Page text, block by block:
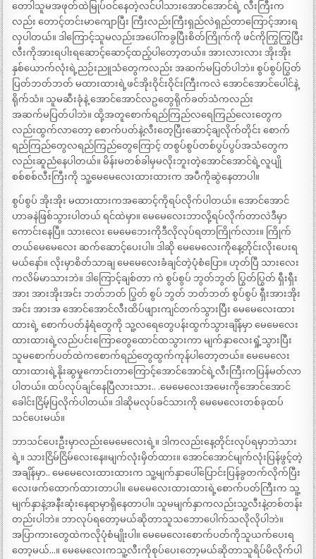
တောါသူမအဖုတ်ထဲမြုပ်ဝင်နေတဲ့လင်ပါသားအောင်အောင်ရဲ့ လီးကြီးက
လည်း တောင့်တင်းမာကျောပြီး ကြီးလည်းကြီးရှည်လဲရှည်တာကြောင့်အားရ
လှပါတယ်။ ဒါကြောင့်သူမလည်းအပေါ်ကခွပြီးစိတ်ကြိုက်ကို ဖင်ကိုကြွကြွပြီး
လီးကိုအားရပါးရဆောင့်ဆောင့်ထည့်ပါတော့တယ်။ အားလားလား အိုးအိုး
နှစ်ယောက်လုံးရဲ့ညဉ်းညူသံတွေကလည်း အဆက်မပြတ်ပါဘဲ။ စွပ်စွပ်ပြွတ်
ပြတ်ဘတ်ဘတ် မထားထားရဲ့ဖင်အိုးဝိုင်းဝိုင်းကြီးကလဲ အောင်အောင်ပေါင်နဲ့
ရိုက်သံ။ သူမဆီးခုံနဲ့ အောင်အောင်လဥတွေရိုက်ခတ်သံကလည်း
အဆက်မပြတ်ပါဘဲ။ ထို့အတူစောက်ရည်ကြည်လရေကြည်လေးတွေက
လည်းထွက်လာတော့ စောက်ပတ်နဲ့လီးတေ့ပြီးဆောင့်ချလိုက်တိုင်း စောက်
ရည်ကြည်တွေလရည်ကြည်တွေကြောင့် တစွပ်စွပ်တစ်ပွပ်ပွပ်အသံတွေက
လည်းဆူညံနေပါတယ်။ မိန်းမတစ်ခါမှမလိုးဘူးတဲ့အောင်အောင်ရဲ့လူပျို
စစ်စစ်လီးကြီးကို သူ့မေမေလေးထားထားက အပီကိုဆွဲနေတာပါ။
စွပ်စွပ် အိုးအိုး မထားထားကအဆောင့်ကိုရပ်လိုက်ပါတယ်။ အောင်အောင်
ဟာခနဲဖြစ်သွားပါတယ် ရင်ထဲမှာ။ မေမေလေးဘာလို့ရပ်လိုက်တာလဲဒီမှာ
ကောင်းနေပြီ။ သားလေး မေမေဘေးကိုဒီလိုလုပ်ရတာကြိုက်လား။ ကြိုက်
တယ်မေမေလေး ဆက်ဆောင့်ပေးပါ။ ဒါဆို မေမေလေးကိုနေ့တိုင်းလိုးပေးရ
မယ်နော်။ လိုးမှာစိတ်သာချ မေမေလေးခံချင်တဲ့ပုံစံပြော။ ဟုတ်ပြီ သားလေး
ကလိမ်မာသားဘဲ။ ဒါကြောင့်ချစ်တာ ကဲ စွပ်စွပ် ဘွတ်ဘွတ် ပြွတ်ပြွတ် ရှီးရှီး
အား အားအိုးအင်း ဘတ်ဘတ် ပြွတ် စွပ် ဘွတ် ဘတ်ဘတ် စွပ်စွပ် ရှီးအားအိုး
အင်း အားအ အောင်အောင်လီးထိပ်ဖျားကျင်တက်သွားပြီး မေမေလေးထား
ထားရဲ့ စောက်ပတ်နံရံတွေကို သူ့လရေတွေပန်းထွက်သွားချိန်မှာ မေမေလေး
ထားထားရဲ့လည်ပင်းကြောတွေထောင်ထသွားကာ မျက်နှာလေးရှုံ့သွားပြီး
သူမစောက်ပတ်ထဲကစောက်ရည်တွေထွက်ကုန်ပါတော့တယ်။ မေမေလေး
ထားထားရဲ့နိုးဆွမှုကောင်းတာကြောင့်အောင်အောင်ရဲ့လီးကြီးကပြန်မတ်လာ
ပါတယ်။ ထပ်လုပ်ချင်နေပြီလားသား.. .မေမေလေးအမေးကိုအောင်အောင်
ခေါင်းငြိမ့်ပြလိုက်ပါတယ်။ ဒါဆိုမလုပ်ခင်သားကို မေမေလေးတစ်ခုထပ်
သင်ပေးမယ်။
ဘာသင်ပေးဦးမှာလည်းမေမေလေးရဲ့။ ဒါကလည်းနေ့တိုင်းလုပ်ရမှာဘဲသား
ရဲ့။ သားငြိမ်ငြိမ်လေးနေ။မျက်လုံးမှိတ်ထား။ အောင်အောင်မျက်လုံးပြန်ဖွင့်တဲ့
အချိန်မှာ.. မေမေလေးထားထားက သူ့မျက်နှာပေါ်ပြောင်းပြန်ခွတက်လိုက်ပြီး
လေးဖက်ထောက်ထားတာပါ။ မေမေလေးထားထားရဲ့စောက်ပတ်ကြီးက သူ့
မျက်နှာနဲ့အနီးဆုံးနေရာမှာရှိနေတာပါ။ သူမမျက်နှာကလည်းသူ့လီးနဲ့တစ်တန်း
တည်းပါဘဲ။ ဘာလုပ်ရတော့မယ်ဆိုတာသူသဘောပေါက်သလိုလိုပါဘဲ။
အပြာကားတွေထဲကလိုပုံစံမျိုးပါ။ မေမေလေးစောက်ပတ်ကိုသူယက်ပေးရ
တော့မယ်…။ မေမေလေးကသူ့လီးကိုစုပ်ပေးတော့မယ်ဆိုတာသူရိပ်မိလိုက်ပါ